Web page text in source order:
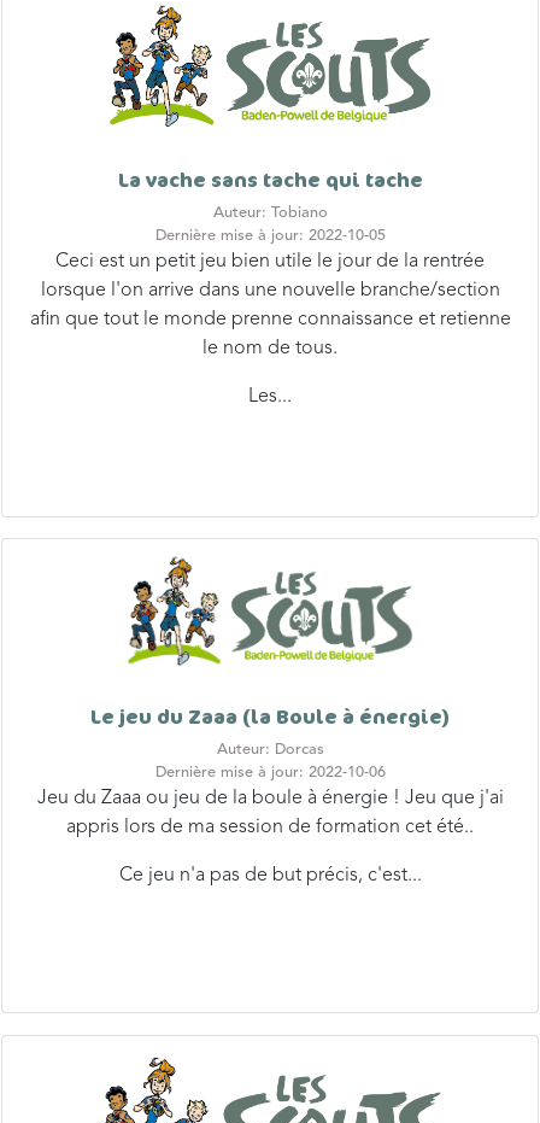
Auteur: Tobiano
Ceci est un petit jeu bien utile le jour de la rentrée
lorsque l'on arrive dans une nouvelle branche/section
afin que tout le monde prenne connaissance et retienne
le nom de tous.
Les...
Auteur: Dorcas
Dernière mise à jour: 2022-10-06
Jeu du Zaaa ou jeu de la boule à énergie ! Jeu que j'ai
appris lors de ma session de formation cet été..
Ce jeu n'a pas de but précis, c'est...